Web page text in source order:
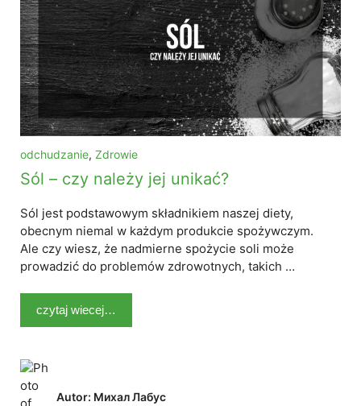
odchudzanie, Zdrowie
Sól – czy należy jej unikać?
Sól jest podstawowym składnikiem naszej diety,
obecnym niemal w każdym produkcie spożywczym.
Ale czy wiesz, że nadmierne spożycie soli może
prowadzić do problemów zdrowotnych, takich …
czytaj wiecej…
Autor: Михал Лабус